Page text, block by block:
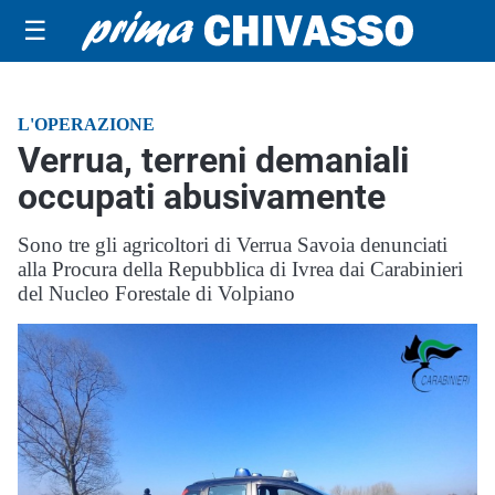
☰
L'OPERAZIONE
Verrua, terreni demaniali
occupati abusivamente
Sono tre gli agricoltori di Verrua Savoia denunciati
alla Procura della Repubblica di Ivrea dai Carabinieri
del Nucleo Forestale di Volpiano